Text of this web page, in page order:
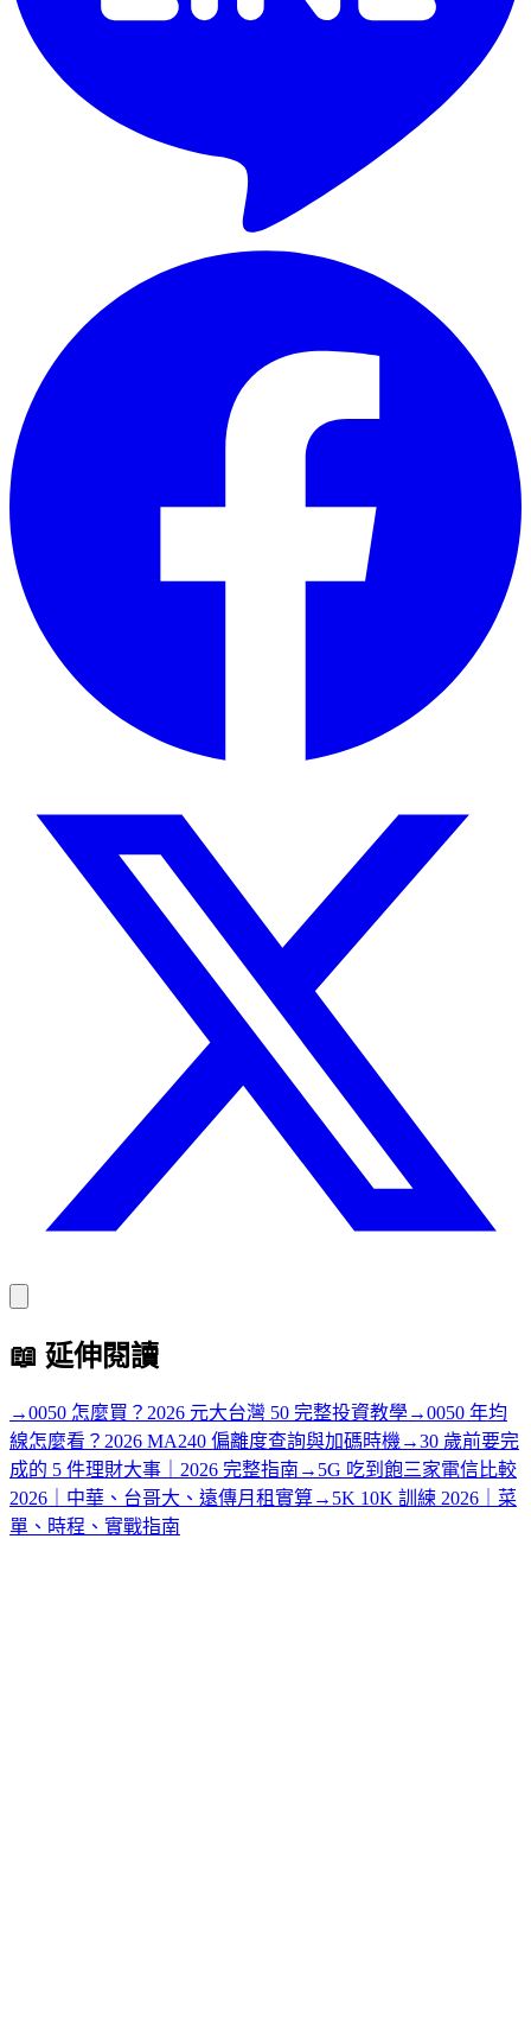
📖 延伸閱讀
→0050 怎麼買？2026 元大台灣 50 完整投資教學→0050 年均
線怎麼看？2026 MA240 偏離度查詢與加碼時機→30 歲前要完
成的 5 件理財大事｜2026 完整指南 → 5G 吃到飽三家電信比較
2026｜中華、台哥大、遠傳月租實算→ 5K 10K 訓練 2026｜菜
單、時程、實戰指南